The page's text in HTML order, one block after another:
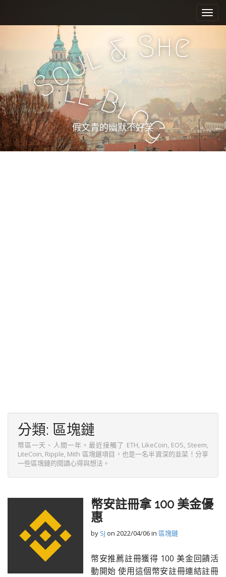
e
n
u
i
c
n
t
e
n
t
Soul & She
llBl
og
假文青的幽默不好笑
分類: 區塊鏈
幣區一天、人間一年。最近接觸了 ETH, LikeCoin, EOS, Steem,
LiteCoin, Ripple, Mith 區塊鏈項目，也是一名半資深的韭菜！分享
一些區塊鏈的閱讀心得與想法。
幣安註冊拿 100 美金優
惠
by SJ on 2022/04/06in 區塊鏈
幣安推薦註冊獲得 100 美金回饋活
動開始 使用這個幣安註冊連結註冊